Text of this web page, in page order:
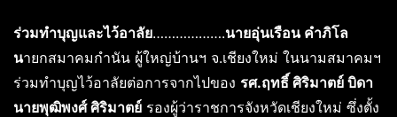
ร่วมทำบุญและไว้อาลัย……………….นายอุ่นเรือน คำภิโล
นายกสมาคมกำนัน ผู้ใหญ่บ้านฯ จ.เชียงใหม่ ในนามสมาคมฯ
ร่วมทำบุญไว้อาลัยต่อการจากไปของ รศ.ฤทธิ์ ศิริมาตย์ บิดา
นายพุฒิพงศ์ ศิริมาตย์ รองผู้ว่าราชการจังหวัดเชียงใหม่ ซึ่งตั้ง